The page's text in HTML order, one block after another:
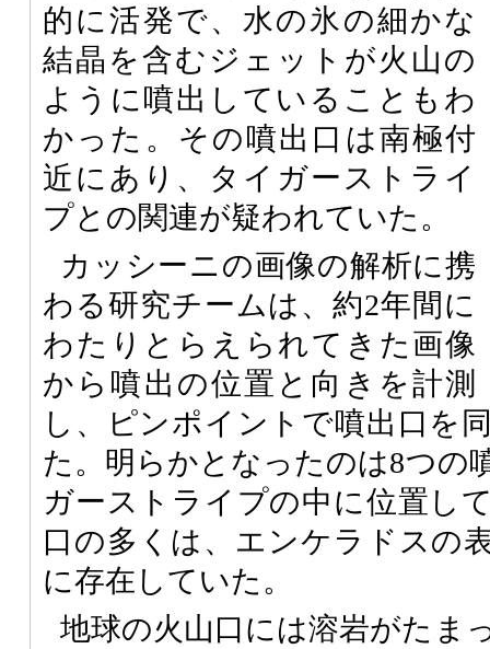
的に活発で、水の氷の細かな
結晶を含むジェットが火山の
ように噴出していることもわ
かった。その噴出口は南極付
近にあり、タイガーストライ
プとの関連が疑われていた。
カッシーニの画像の解析に携
わる研究チームは、約2年間に
わたりとらえられてきた画像
から噴出の位置と向きを計測
し、ピンポイントで噴出口を
た。明らかとなったのは8つの
ガーストライプの中に位置し
口の多くは、エンケラドスの
に存在していた。
地球の火山口には溶岩がたま